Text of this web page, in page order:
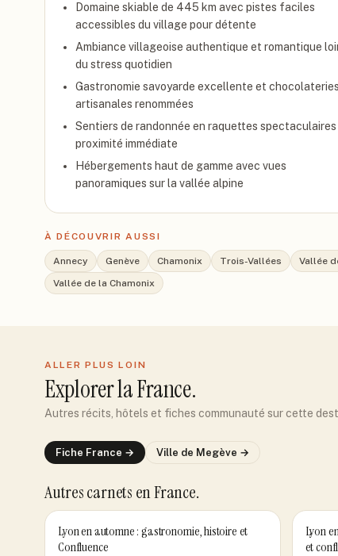
Domaine skiable de 445 km avec pistes faciles
accessibles du village pour détente
Ambiance villageoise authentique et romantique
du stress quotidien
Gastronomie savoyarde excellente et chocolateries
artisanales renommées
Sentiers de randonnée en raquettes spectaculaires
proximité immédiate
Hébergements haut de gamme avec vues
panoramiques sur la vallée alpine
À DÉCOUVRIR AUSSI
Annecy Genève Chamonix Trois-Vallées Vallée
Vallée de la Chamonix
ALLER PLUS LOIN
Explorerla France.
Autres récits, hôtels et fiches communauté sur cette
Fiche France → Ville de Megève →
Autres carnets en France.
Lyon en automne : gastronomie, histoire et
Confluence
Lyon
et